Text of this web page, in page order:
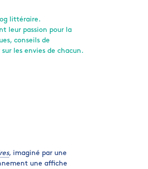
littéraire.
leur passion pour la
conseils de
les envies de chacun.
, imaginé par une
une affiche